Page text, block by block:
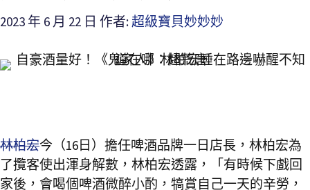
2023 年 6 月 22 日 作者: 超級寶貝妙妙妙
林柏宏今（16日）擔任啤酒品牌一日店長，林柏宏為
了攬客使出渾身解數，林柏宏透露，「有時候下戲回
家後，會喝個啤酒微醉小酌，犒賞自己一天的辛勞，